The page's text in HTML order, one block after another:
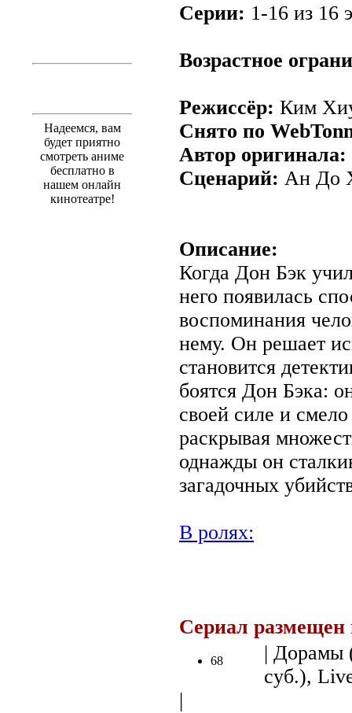
Надеемся, вам
будет приятно
смотреть аниме
бесплатно в
нашем онлайн
кинотеатре!
Серии: 1-16 из 16
Возрастное
Режиссёр: Ким
Снято по
Автор оригинала:
Сценарий: Ан До
Описание:
Когда Дон Бэк
него появилась
воспоминания
нему. Он решает
становится
боятся Дон Бэка:
своей силе и
раскрывая
однажды он
загадочных
В ролях:
Сериал размещен
68
| Дорамы
суб.),
|